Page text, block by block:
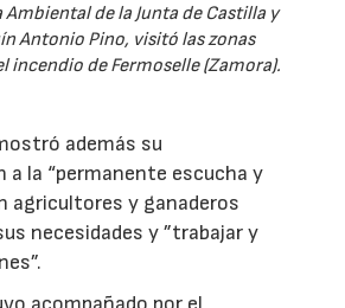
de la Junta de Castilla y
Antonio Pino, visitó las zonas
incendio de Fermoselle (Zamora).
además su
a la “permanente escucha y
agricultores y ganaderos
necesidades y ”trabajar y